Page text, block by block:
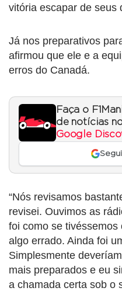
vitória escapar de seus
Já nos preparativos
afirmou que ele e a
erros do Canadá.
Faça o
de notícias
Google
“Nós revisamos
revisei. Ouvimos as
foi como se
algo errado. Ainda foi
Simplesmente
mais preparados e eu
a chamada certa sob o